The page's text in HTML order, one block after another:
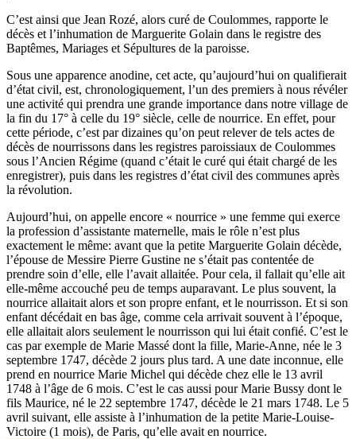
C’est ainsi que Jean Rozé, alors curé de Coulommes, rapporte le
décès et l’inhumation de Marguerite Golain dans le registre des
Baptêmes, Mariages et Sépultures de la paroisse.
Sous une apparence anodine, cet acte, qu’aujourd’hui on qualifierait
d’état civil, est, chronologiquement, l’un des premiers à nous révéler
une activité qui prendra une grande importance dans notre village de
la fin du 17° à celle du 19° siècle, celle de nourrice. En effet, pour
cette période, c’est par dizaines qu’on peut relever de tels actes de
décès de nourrissons dans les registres paroissiaux de Coulommes
sous l’Ancien Régime (quand c’était le curé qui était chargé de les
enregistrer), puis dans les registres d’état civil des communes après
la révolution.
Aujourd’hui, on appelle encore « nourrice » une femme qui exerce
la profession d’assistante maternelle, mais le rôle n’est plus
exactement le même: avant que la petite Marguerite Golain décède,
l’épouse de Messire Pierre Gustine ne s’était pas contentée de
prendre soin d’elle, elle l’avait allaitée. Pour cela, il fallait qu’elle ait
elle-même accouché peu de temps auparavant. Le plus souvent, la
nourrice allaitait alors et son propre enfant, et le nourrisson. Et si son
enfant décédait en bas âge, comme cela arrivait souvent à l’époque,
elle allaitait alors seulement le nourrisson qui lui était confié. C’est le
cas par exemple de Marie Massé dont la fille, Marie-Anne, née le 3
septembre 1747, décède 2 jours plus tard. A une date inconnue, elle
prend en nourrice Marie Michel qui décède chez elle le 13 avril
1748 à l’âge de 6 mois. C’est le cas aussi pour Marie Bussy dont le
fils Maurice, né le 22 septembre 1747, décède le 21 mars 1748. Le 5
avril suivant, elle assiste à l’inhumation de la petite Marie-Louise-
Victoire (1 mois), de Paris, qu’elle avait en nourrice.